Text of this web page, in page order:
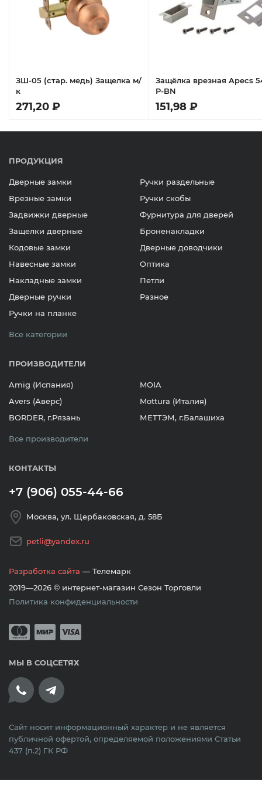
ЗШ-05 (стар. медь) Защелка м/
к
271,20 ₽
Защёлка врезная Apecs
P-BN
151,98 ₽
ПРОДУКЦИЯ
Дверные замки
Врезные замки
Задвижки дверные
Защелки дверные
Кодовые замки
Навесные замки
Накладные замки
Дверные ручки
Ручки на планке
Ручки раздельные
Ручки скобы
Фурнитура для дверей
Броненакладки
Дверные доводчики
Оптика
Петли
Разное
Все категории
ПРОИЗВОДИТЕЛИ
Amig (Испания)
Avers (Аверс)
BORDER, г.Рязань
MOIA
Mottura (Италия)
МЕТТЭМ, г.Балашиха
Все производители
КОНТАКТЫ
+7 (906) 055-44-66
Москва, ул. Щербаковская, д. 58Б
petli@yandex.ru
Разработка сайта — Телемарк
2019—2026 © интернет-магазин Сезон Торговли
Политика конфиденциальности
Принимается оплата банковскими
МЫ В СОЦСЕТЯХ
Сайт носит информационный характер и не является
публичной офертой, определяемой положениями Статьи
437 (п.2) ГК РФ